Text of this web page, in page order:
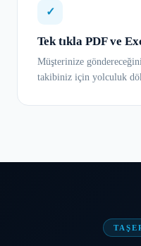
✓
Tek tıkla PDF ve
Müşterinize
takibiniz için yolculuk